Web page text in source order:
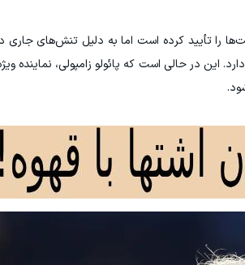
را تأیید کرده است اما به دلیل تنش‌های جاری
این در حالی است که پائولو زامپولی، نماینده